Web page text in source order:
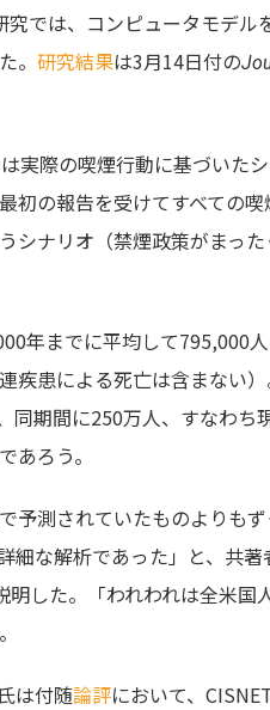
究では、コンピュータモデ
。 研究結果は3月14日付の
実際の喫煙行動に基づいた
初の報告を受けてすべての
シナリオ（禁煙政策がまっ
年までに平均して795,000
疾患による死亡は含まない
同期間に250万人、すなわ
あろう。
予測されていたものよりも
細な解析であった」と、共
した。「われわれは全米国
は付随論評において、